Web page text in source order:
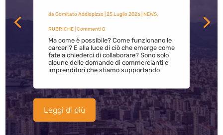
da Comitato Addiopizzo| 25 Luglio 2026| NEWS,
RUBRICHE| Commenti 0
Ma come è possibile? Come funzionano le
carceri? E alla luce di ciò che emerge come
fate a chiederci di collaborare? Sono solo
alcune delle domande di commercianti e
imprenditori che stiamo supportando
Leggi di più